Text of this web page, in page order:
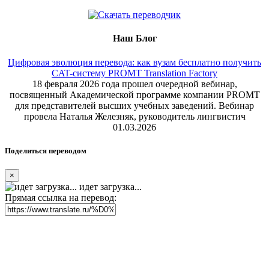
Наш Блог
Цифровая эволюция перевода: как вузам бесплатно получить
CAT-систему PROMT Translation Factory
18 февраля 2026 года прошел очередной вебинар,
посвященный Академической программе компании PROMT
для представителей высших учебных заведений. Вебинар
провела Наталья Железняк, руководитель лингвистич
01.03.2026
Поделиться переводом
×
идет загрузка...
Прямая ссылка на перевод: